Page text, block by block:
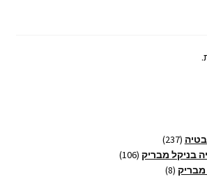
237
237
מוצרים
בניקל מבריק 106
106
8
8